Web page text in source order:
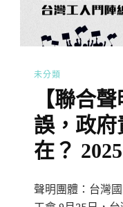
未分類
【聯合
誤，政府
在？
聲明團體：台灣